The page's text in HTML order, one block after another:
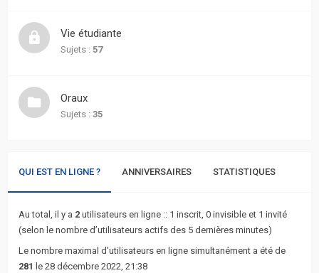
Recherche
avancée
L’équipe
Vie étudiante
Sujets : 57
Oraux
Sujets : 35
QUI EST EN LIGNE ? ANNIVERSAIRES STATISTIQUES
Au total, il y a 2 utilisateurs en ligne :: 1 inscrit, 0 invisible et 1 invité
(selon le nombre d’utilisateurs actifs des 5 dernières minutes)
Le nombre maximal d’utilisateurs en ligne simultanément a été de
281 le 28 décembre 2022, 21:38